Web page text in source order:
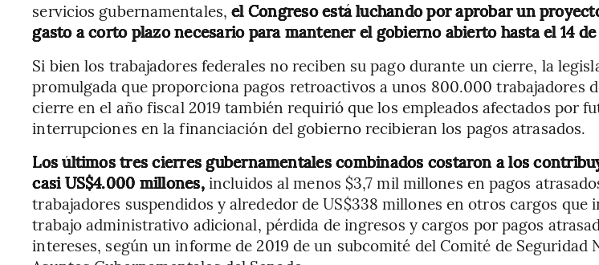
servicios gubernamentales, el Congreso está luchando por aprobar un
gasto a corto plazo necesario para mantener el gobierno abierto hasta el 14
Si bien los trabajadores federales no reciben su pago durante un cierre, la
promulgada que proporciona pagos retroactivos a unos 800.000 trabajadores
cierre en el año fiscal 2019 también requirió que los empleados afectados por
interrupciones en la financiación del gobierno recibieran los pagos atrasados.
Los últimos tres cierres gubernamentales combinados costaron a los
casi US$4.000 millones,incluidos al menos $3,7 mil millones en pagos
trabajadores suspendidos y alrededor de US$338 millones en otros cargos que
trabajo administrativo adicional, pérdida de ingresos y cargos por pagos
intereses, según un informe de 2019 de un subcomité del Comité de Seguridad